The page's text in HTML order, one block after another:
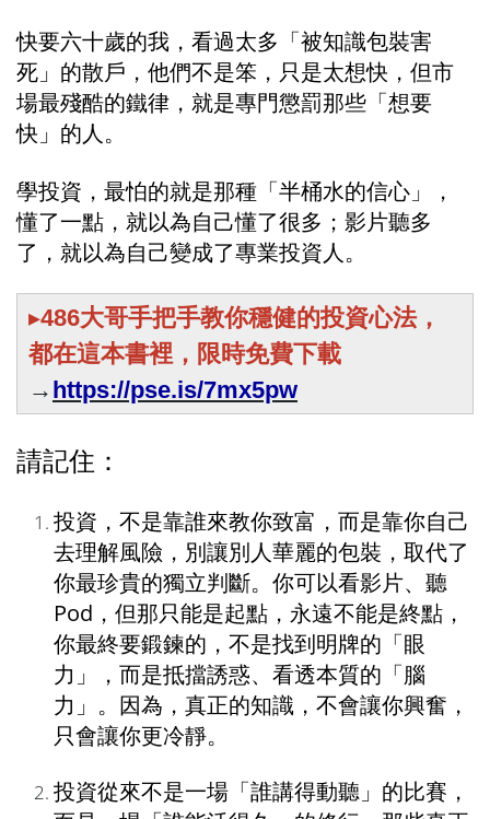
快要六十歲的我，看過太多「被知識包裝害
死」的散戶，他們不是笨，只是太想快，但市
場最殘酷的鐵律，就是專門懲罰那些「想要
快」的人。
學投資，最怕的就是那種「半桶水的信心」，
懂了一點，就以為自己懂了很多；影片聽多
了，就以為自己變成了專業投資人。
▸486大哥手把手教你穩健的投資心法，
都在這本書裡，限時免費下載
→ https://pse.is/7mx5pw
請記住：
投資，不是靠誰來教你致富，而是靠你自己
去理解風險，別讓別人華麗的包裝，取代了
你最珍貴的獨立判斷。你可以看影片、聽
Pod，但那只能是起點，永遠不能是終點，
你最終要鍛鍊的，不是找到明牌的「眼
力」，而是抵擋誘惑、看透本質的「腦
力」。因為，真正的知識，不會讓你興奮，
只會讓你更冷靜。
投資從來不是一場「誰講得動聽」的比賽，